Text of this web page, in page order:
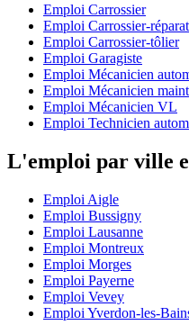
Emploi Carrossier
Emploi Carrossier-
Emploi Carrossier-tôlier
Emploi Garagiste
Emploi Mécanicien
Emploi Mécanicien
Emploi Mécanicien VL
Emploi Technicien
L'emploi par ville
Emploi Aigle
Emploi Bussigny
Emploi Lausanne
Emploi Montreux
Emploi Morges
Emploi Payerne
Emploi Vevey
Emploi Yverdon-les-